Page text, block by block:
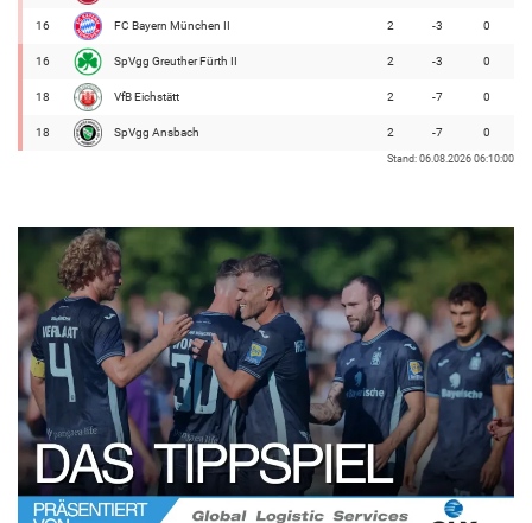
16 FC Bayern München II 2 -3 0
16 SpVgg Greuther Fürth II 2 -3 0
18 VfB Eichstätt 2 -7 0
18 SpVgg Ansbach 2 -7 0
Stand: 06.08.2026 06:10:00